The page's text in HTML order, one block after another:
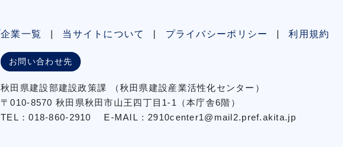
企業一覧 当サイトについて プライバシーポリシー 利用規約
お問い合わせ先
秋⽥県建設部建設政策課
（秋⽥県建設産業活性化センター）
〒010-8570 秋田県秋田市⼭王四丁⽬1-1（本庁舎6階）
TEL：018-860-2910 E-MAIL：2910center1@mail2.pref.akita.jp